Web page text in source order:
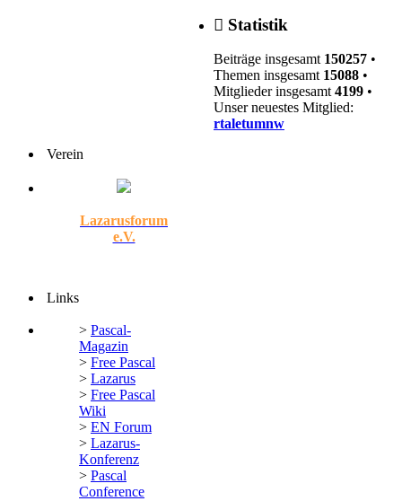
Statistik
Beiträge insgesamt 150257 •
Themen insgesamt 15088 •
Mitglieder insgesamt 4199 •
Unser neuestes Mitglied:
rtaletumnw
Verein
Lazarusforum
e.V.
Links
> Pascal-
Magazin
> Free Pascal
> Lazarus
> Free Pascal
Wiki
> EN Forum
> Lazarus-
Konferenz
> Pascal
Conference